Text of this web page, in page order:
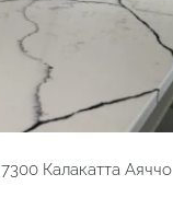
7300 Калакатта Аяччо